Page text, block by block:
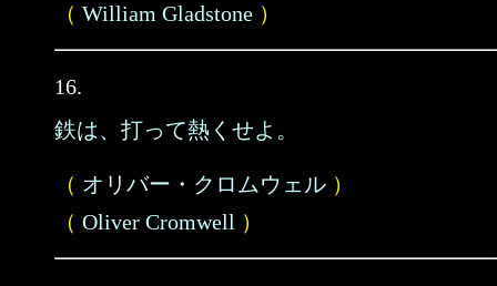
（ William Gladstone ）
16.
鉄は、打って熱くせよ。
（ オリバー・クロムウェル ）
（ Oliver Cromwell ）